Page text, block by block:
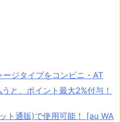
ジタイプをコンビニ・AT
と、ポイント最大2%付与！
ト通販)で使用可能！ [au WA